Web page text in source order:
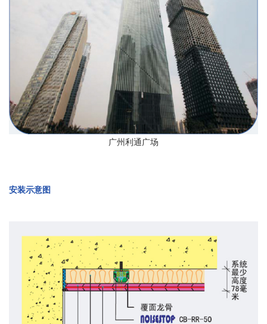
广州利通广场
安装示意图